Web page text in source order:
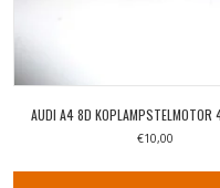
AUDI A4 8D
€10,00